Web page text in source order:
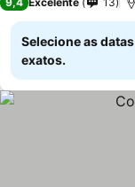
Selecione as
exatos.